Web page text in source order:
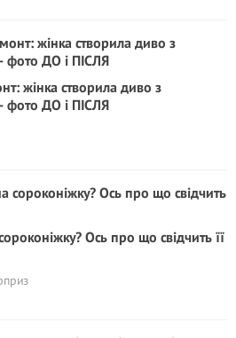
жінка створила диво з
фото ДО і ПІСЛЯ
Ось про що свідчить її